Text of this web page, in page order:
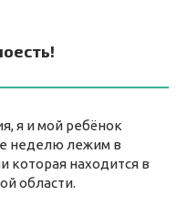
я и мой ребёнок
неделю лежим в
которая находится в
области.